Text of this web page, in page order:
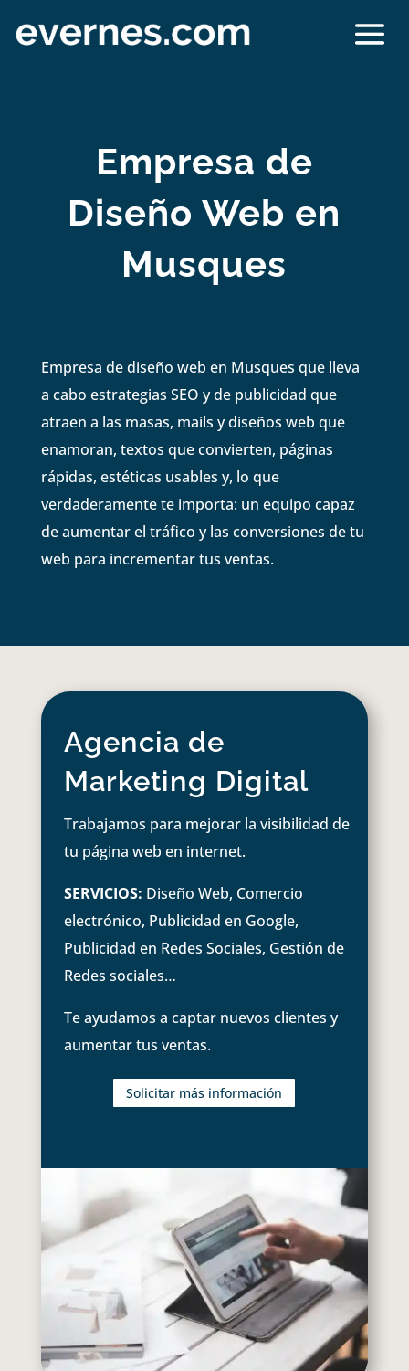
Empresa de
Diseño Web en
Musques
Empresa de diseño web en Musques que lleva
a cabo estrategias SEO y de publicidad que
atraen a las masas, mails y diseños web que
enamoran, textos que convierten, páginas
rápidas, estéticas usables y, lo que
verdaderamente te importa: un equipo capaz
de aumentar el tráfico y las conversiones de tu
web para incrementar tus ventas.
Agencia de
Marketing Digital
Trabajamos para mejorar la visibilidad de
tu página web en internet.
SERVICIOS: Diseño Web, Comercio
electrónico, Publicidad en Google,
Publicidad en Redes Sociales, Gestión de
Redes sociales…
Te ayudamos a captar nuevos clientes y
aumentar tus ventas.
Solicitar más información